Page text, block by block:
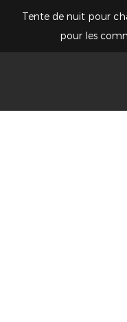
Tente de nuit pour
pour les